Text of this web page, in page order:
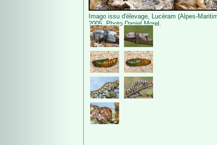
Imago issu d'élevage, Lucéram (Alpes-
2005. Photo Daniel Morel.